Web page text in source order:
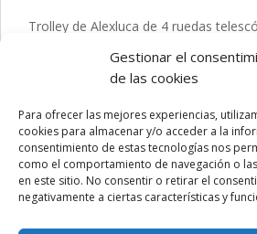
Gestionar el
de las cookies
Para ofrecer las mejores experiencias,
cookies para almacenar y/o acceder a la
consentimiento de estas tecnologías nos
como el comportamiento de navegación o
en este sitio. No consentir o retirar el
negativamente a ciertas características y
Trolley de Alexluca de 4 ruedas
Compartimento principal con cierre
tirador y lateral con cierre de
numérica. Con doble asa de mano de
tacto y logotipo de la marca en
forrado con logotipo de la marca y
sujeción.